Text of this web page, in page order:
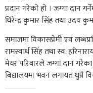
प्रदान गरेको हो । जग्गा दान
धिरेन्द्र कुमार सिंह तथा उदय
समाजमा विकासप्रेमी एवं
रामस्वार्थ सिंह तथा स्व.
मेयर परिवारले जग्गा दान
बिद्यालयमा भवन लगायत थुप्रै